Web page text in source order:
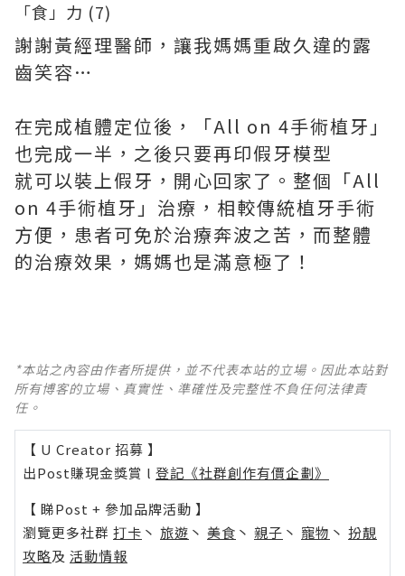
謝謝黃經理醫師，讓我媽媽重啟久違的露
齒笑容…
在完成植體定位後，「All on 4手術植牙」
也完成一半，之後只要再印假牙模型
就可以裝上假牙，開心回家了。整個「All
on 4手術植牙」治療，相較傳統植牙手術
方便，患者可免於治療奔波之苦，而整體
的治療效果，媽媽也是滿意極了！
*本站之內容由作者所提供，並不代表本站的立場。因此本站對
所有博客的立場、真實性、準確性及完整性不負任何法律責
任。
【 U Creator 招募 】
出Post賺現金獎賞 l 登記《社群創作有價企劃》
【 睇Post + 參加品牌活動 】
瀏覽更多社群 打卡 丶 旅遊 丶 美食 丶 親子 丶 寵物 丶 扮靚
攻略及 活動情報